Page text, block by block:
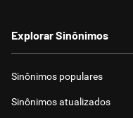
Explorar Sinônimos
Sinônimos populares
Sinônimos atualizados